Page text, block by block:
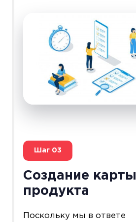
Шаг 03
Создание карты
продукта
Поскольку мы в ответе